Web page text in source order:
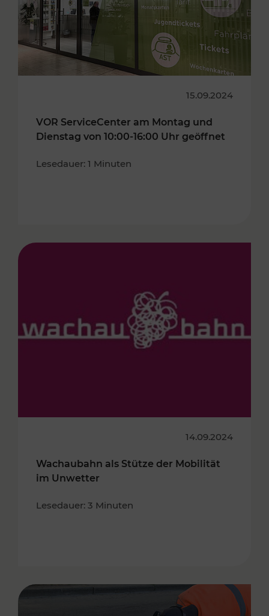
15.09.2024
VOR ServiceCenter am Montag und
Dienstag von 10:00-16:00 Uhr geöffnet
Lesedauer: 1 Minuten
14.09.2024
Wachaubahn als Stütze der Mobilität
im Unwetter
Lesedauer: 3 Minuten